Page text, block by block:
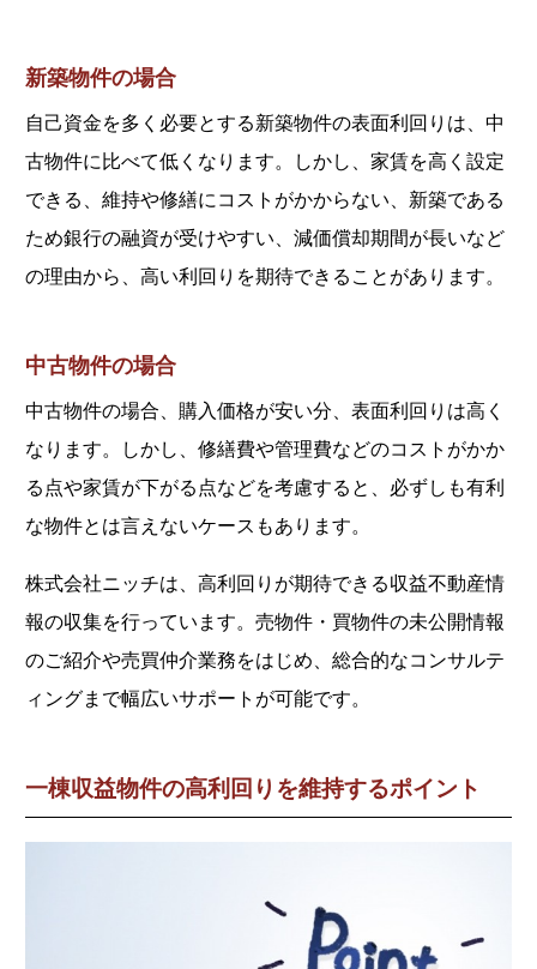
新築物件の場合
自己資金を多く必要とする新築物件の表面利回りは、中
古物件に比べて低くなります。しかし、家賃を高く設定
できる、維持や修繕にコストがかからない、新築である
ため銀行の融資が受けやすい、減価償却期間が長いなど
の理由から、高い利回りを期待できることがあります。
中古物件の場合
中古物件の場合、購入価格が安い分、表面利回りは高く
なります。しかし、修繕費や管理費などのコストがかか
る点や家賃が下がる点などを考慮すると、必ずしも有利
な物件とは言えないケースもあります。
株式会社ニッチは、高利回りが期待できる収益不動産情
報の収集を行っています。売物件・買物件の未公開情報
のご紹介や売買仲介業務をはじめ、総合的なコンサルテ
ィングまで幅広いサポートが可能です。
一棟収益物件の高利回りを維持するポイント